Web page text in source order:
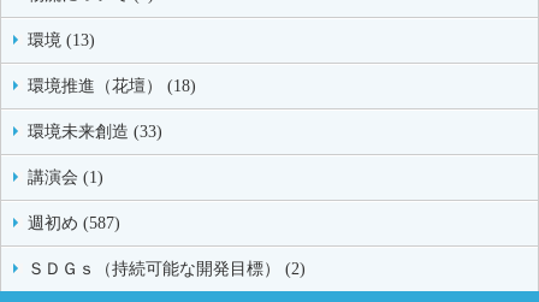
環境 (13)
環境推進（花壇） (18)
環境未来創造 (33)
講演会 (1)
週初め (587)
ＳＤＧｓ（持続可能な開発目標） (2)